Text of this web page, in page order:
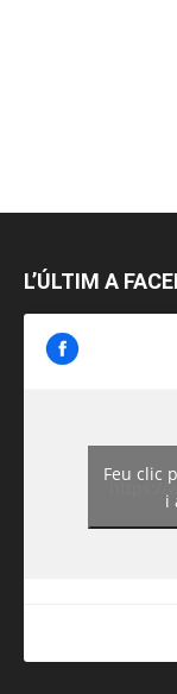
L’ÚLTIM A
https://
Feu clic
i